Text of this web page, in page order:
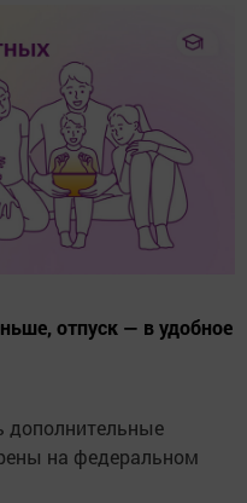
отпуск — в удобное
дополнительные
на федеральном